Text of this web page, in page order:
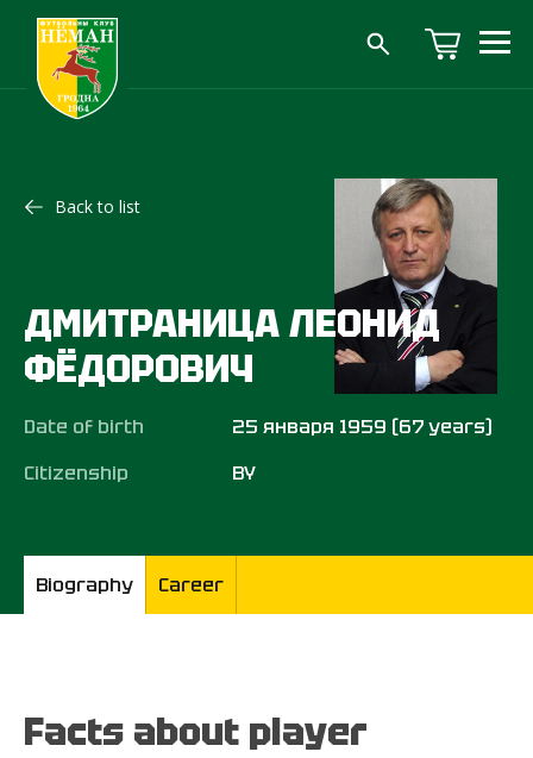
Back to list
ДМИТРАНИЦА ЛЕОНИД
ФЁДОРОВИЧ
Date of birth
25 января 1959 (67 years)
Citizenship
BY
Biography Career
Facts about player